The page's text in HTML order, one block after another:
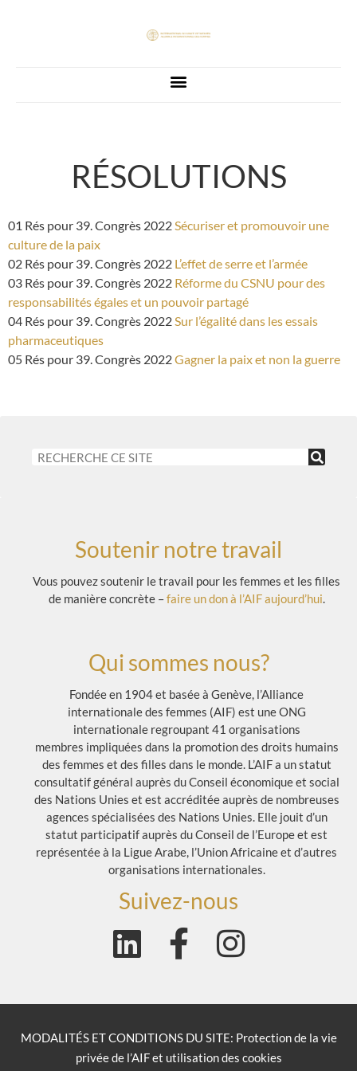
RÉSOLUTIONS
01 Rés pour 39. Congrès 2022Sécuriser et promouvoir une
culture de la paix
02 Rés pour 39. Congrès 2022 L’effet de serre et l’armée
03 Rés pour 39. Congrès 2022 Réforme du CSNU pour des
responsabilités égales et un pouvoir partagé
04 Rés pour 39. Congrès 2022Sur l’égalité dans les essais
pharmaceutiques
05 Rés pour 39. Congrès 2022Gagner la paix et non la guerre
Soutenir notre travail
Vous pouvez soutenir le travail pour les femmes et les filles
de manière concrète –faire un don à l’AIF aujourd’hui.
Qui sommes nous?
Fondée en 1904 et basée à Genève, l’Alliance
internationale des femmes (AIF) est une ONG
internationale regroupant 41 organisations
membres impliquées dans la promotion des droits humains
des femmes et des filles dans le monde. L’AIF a un statut
consultatif général auprès du Conseil économique et social
des Nations Unies et est accréditée auprès de nombreuses
agences spécialisées des Nations Unies. Elle jouit d’un
statut participatif auprès du Conseil de l’Europe et est
représentée à la Ligue Arabe, l’Union Africaine et d’autres
organisations internationales.
Suivez-nous
MODALITÉS ET CONDITIONS DU SITE: Protection de la vie
privée de l’AIF et utilisation des cookies